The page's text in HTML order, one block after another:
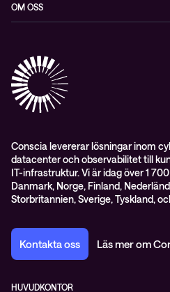
Nätverk & WiFi
Event
Whitepapers & guider
OM OSS
Kontakt
Pressnyheter
Conscia levererar lösningar inom
datacenter och observabilitet till
IT-infrastruktur. Vi är idag över 1
Danmark, Norge, Finland,
Storbritannien, Sverige, Tyskland,
Kontakta oss Läs mer om
HUVUDKONTOR